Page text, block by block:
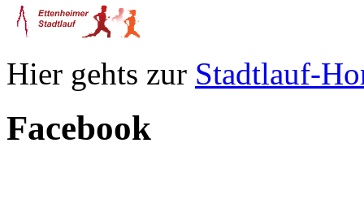
Hier gehts zur Stadtlauf-
Facebook